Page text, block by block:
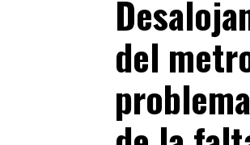
del